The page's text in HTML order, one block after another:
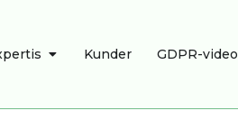
ÖPPNA EXPERTIS
Kunder GDPR-video